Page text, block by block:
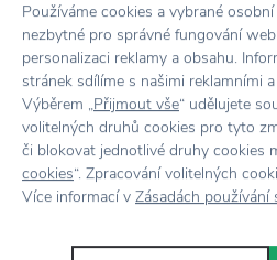
Stojí za
MAILEG
Používáme cookies a vybrané
nezbytné pro správné fungování
personalizaci reklamy a obsahu.
stránek sdílíme s našimi reklamními
Výběrem „Přijmout vše“ udělujete
volitelných druhů cookies pro tyto
či blokovat jednotlivé druhy cookies
cookies“. Zpracování volitelných
Více informací v Zásadách používání